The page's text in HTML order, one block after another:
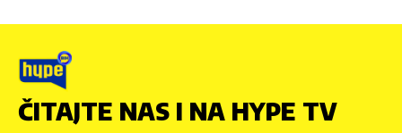
ČITAJTE NAS I NA HYPE TV